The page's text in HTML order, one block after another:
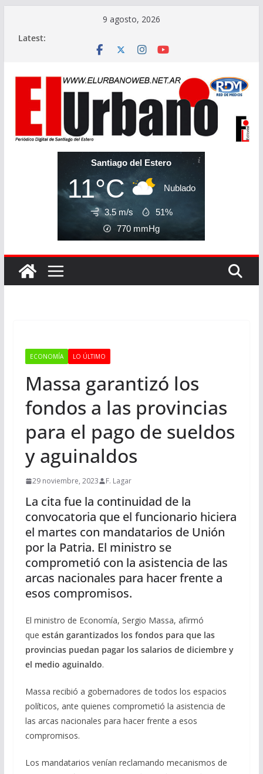
9 agosto, 2026
Latest:
Santiago del Estero
11°C Nublado
3.5 m/s
51%
770 mmHg
ECONOMÍA LO ÚLTIMO
Massa garantizó los
fondos a las provincias
para el pago de sueldos
y aguinaldos
29 noviembre, 2023 F. Lagar
La cita fue la continuidad de la
convocatoria que el funcionario hiciera
el martes con mandatarios de Unión
por la Patria. El ministro se
comprometió con la asistencia de las
arcas nacionales para hacer frente a
esos compromisos.
El ministro de Economía, Sergio Massa, afirmó
que están garantizados los fondos para que las
provincias puedan pagar los salarios de diciembre y
el medio aguinaldo.
Massa recibió a gobernadores de todos los espacios
políticos, ante quienes comprometió la asistencia de
las arcas nacionales para hacer frente a esos
compromisos.
Los mandatarios venían reclamando mecanismos de